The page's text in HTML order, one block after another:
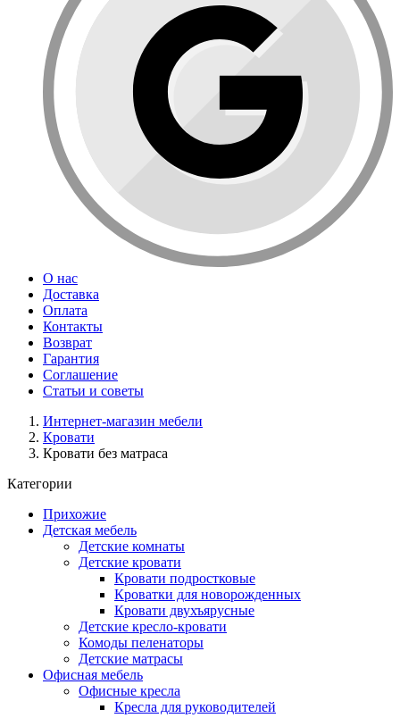
О нас
Доставка
Оплата
Контакты
Возврат
Гарантия
Соглашение
Статьи и советы
Интернет-магазин мебели
Кровати
Кровати без матраса
Категории
Прихожие
Детская мебель
Детские комнаты
Детские кровати
Кровати подростковые
Кроватки для новорожденных
Кровати двухъярусные
Детские кресло-кровати
Комоды пеленаторы
Детские матрасы
Офисная мебель
Офисные кресла
Кресла для руководителей